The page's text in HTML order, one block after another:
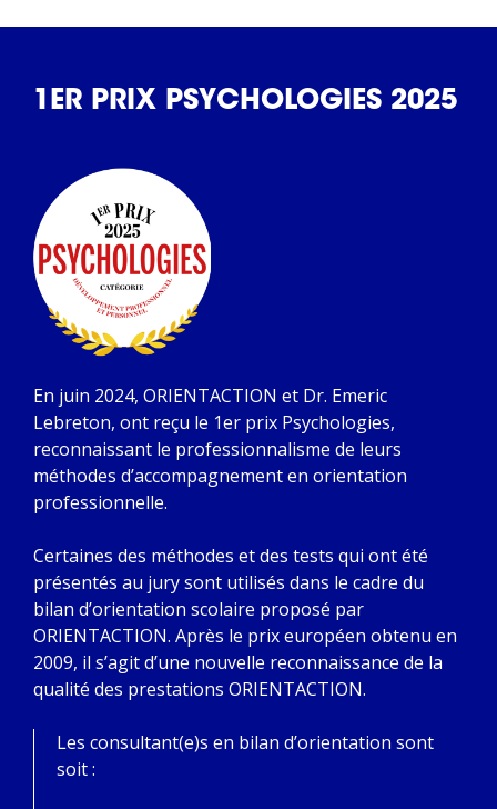
1ER PRIX PSYCHOLOGIES 2025
En juin 2024, ORIENTACTION et Dr. Emeric
Lebreton, ont reçu le 1er prix Psychologies,
reconnaissant le professionnalisme de leurs
méthodes d’accompagnement en orientation
professionnelle.
Certaines des méthodes et des tests qui ont été
présentés au jury sont utilisés dans le cadre du
bilan d’orientation scolaire proposé par
ORIENTACTION. Après le prix européen obtenu en
2009, il s’agit d’une nouvelle reconnaissance de la
qualité des prestations ORIENTACTION.
Les consultant(e)s en bilan d’orientation sont
soit :